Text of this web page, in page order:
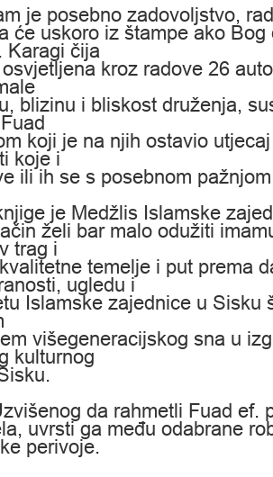
je posebno zadovoljstvo,
će uskoro iz štampe ako
Karagi čija
kroz radove 26
blizinu i bliskost druženja,
koji je na njih ostavio
koje i
ili ih se s posebnom
je Medžlis Islamske
želi bar malo odužiti
trag i
temelje i put prema
ugledu i
Islamske zajednice u Sisku
višegeneracijskog sna u
kulturnog
da rahmetli Fuad ef.
uvrsti ga među odabrane
perivoje.